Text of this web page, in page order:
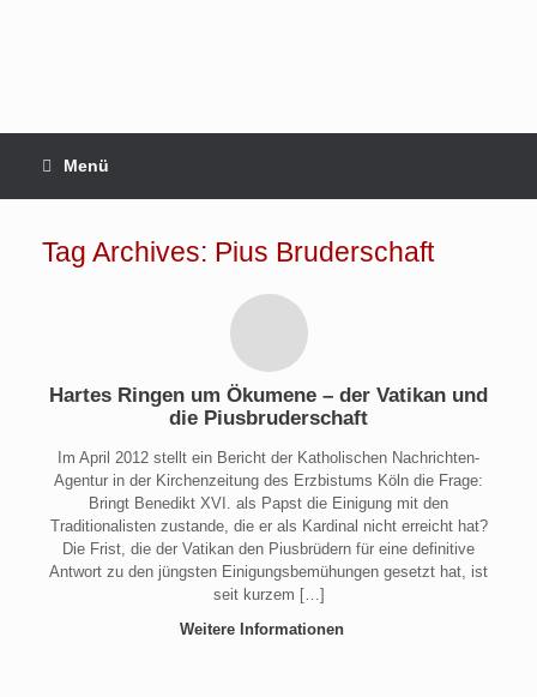
Menü
Tag Archives: Pius Bruderschaft
Hartes Ringen um Ökumene – der Vatikan und
die Piusbruderschaft
Im April 2012 stellt ein Bericht der Katholischen Nachrichten-
Agentur in der Kirchenzeitung des Erzbistums Köln die Frage:
Bringt Benedikt XVI. als Papst die Einigung mit den
Traditionalisten zustande, die er als Kardinal nicht erreicht hat?
Die Frist, die der Vatikan den Piusbrüdern für eine definitive
Antwort zu den jüngsten Einigungsbemühungen gesetzt hat, ist
seit kurzem […]
Weitere Informationen